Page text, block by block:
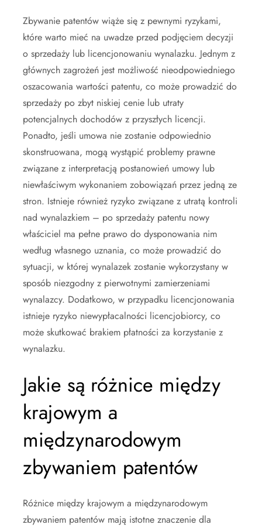
Zbywanie patentów wiąże się z pewnymi ryzykami,
które warto mieć na uwadze przed podjęciem decyzji
o sprzedaży lub licencjonowaniu wynalazku. Jednym z
głównych zagrożeń jest możliwość nieodpowiedniego
oszacowania wartości patentu, co może prowadzić do
sprzedaży po zbyt niskiej cenie lub utraty
potencjalnych dochodów z przyszłych licencji.
Ponadto, jeśli umowa nie zostanie odpowiednio
skonstruowana, mogą wystąpić problemy prawne
związane z interpretacją postanowień umowy lub
niewłaściwym wykonaniem zobowiązań przez jedną ze
stron. Istnieje również ryzyko związane z utratą kontroli
nad wynalazkiem – po sprzedaży patentu nowy
właściciel ma pełne prawo do dysponowania nim
według własnego uznania, co może prowadzić do
sytuacji, w której wynalazek zostanie wykorzystany w
sposób niezgodny z pierwotnymi zamierzeniami
wynalazcy. Dodatkowo, w przypadku licencjonowania
istnieje ryzyko niewypłacalności licencjobiorcy, co
może skutkować brakiem płatności za korzystanie z
wynalazku.
Jakie są różnice między
krajowym a
międzynarodowym
zbywaniem patentów
Różnice między krajowym a międzynarodowym
zbywaniem patentów mają istotne znaczenie dla